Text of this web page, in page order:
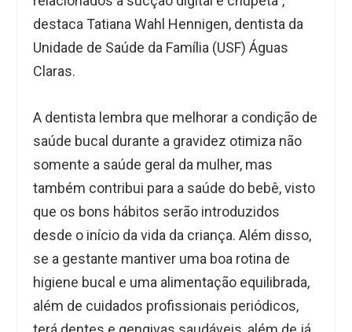
destaca Tatiana Wahl Hennigen, dentista da
Unidade de Saúde da Família (USF) Águas
Claras.
A dentista lembra que melhorar a condição de
saúde bucal durante a gravidez otimiza não
somente a saúde geral da mulher, mas
também contribui para a saúde do bebê, visto
que os bons hábitos serão introduzidos
desde o início da vida da criança. Além disso,
se a gestante mantiver uma boa rotina de
higiene bucal e uma alimentação equilibrada,
além de cuidados profissionais periódicos,